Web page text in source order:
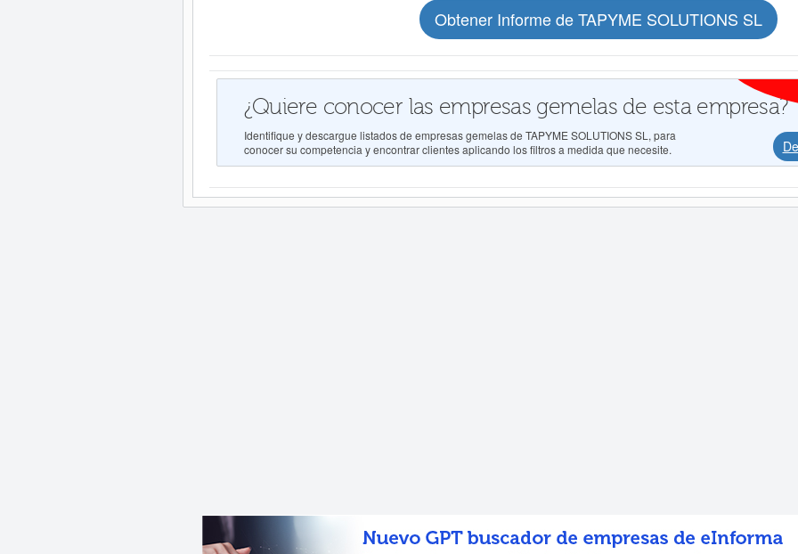
Obtener Informe de TAPYME SOLUTIONS SL
¿Quiere conocer las empresas gemelas de esta empresa?
Identifique y descargue listados de empresas gemelas de TAPYME SOLUTIONS SL, para
conocer su competencia y encontrar clientes aplicando los filtros a medida que necesite.